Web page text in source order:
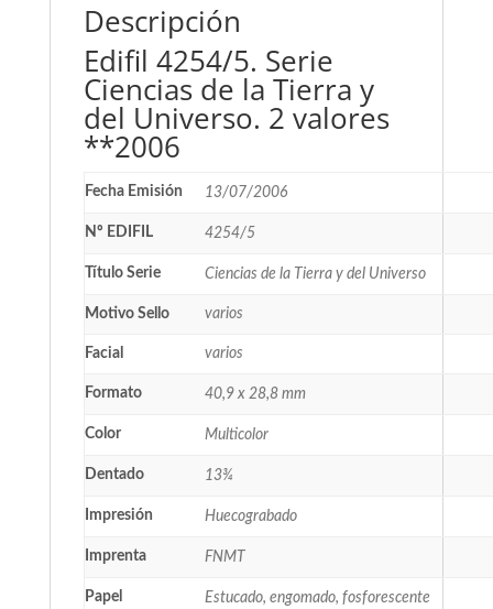
Descripción
Edifil 4254/5. Serie
Ciencias de la Tierra y
del Universo. 2 valores
**2006
Fecha Emisión 13/07/2006
Nº EDIFIL 4254/5
Título Serie Ciencias de la Tierra y del Universo
Motivo Sello varios
Facial varios
Formato 40,9 x 28,8 mm
Color Multicolor
Dentado 13¾
Impresión Huecograbado
Imprenta FNMT
Papel Estucado, engomado, fosforescente